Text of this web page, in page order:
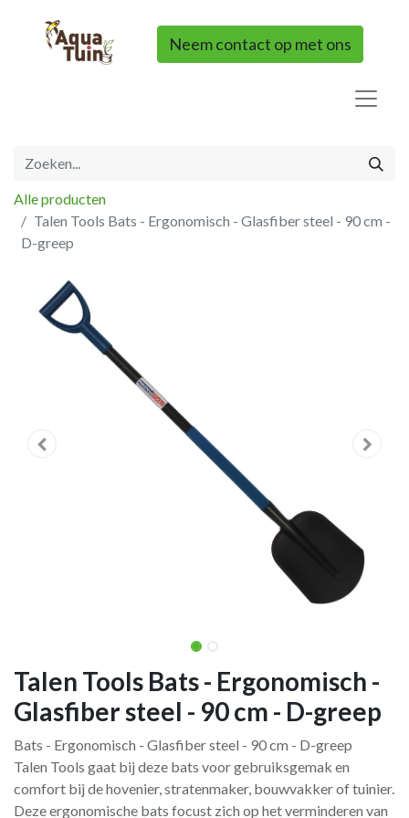
Neem contact op met ons
Alle producten
Talen Tools Bats - Ergonomisch - Glasfiber steel - 90 cm -
D-greep
Talen Tools Bats - Ergonomisch -
Glasfiber steel - 90 cm - D-greep
Bats - Ergonomisch - Glasfiber steel - 90 cm - D-greep
Talen Tools gaat bij deze bats voor gebruiksgemak en
comfort bij de hovenier, stratenmaker, bouwvakker of tuinier.
Deze ergonomische bats focust zich op het verminderen van